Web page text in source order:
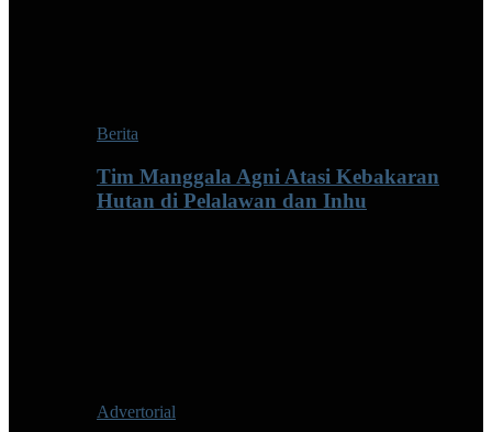
Berita
Tim Manggala Agni Atasi Kebakaran
Hutan di Pelalawan dan Inhu
Advertorial